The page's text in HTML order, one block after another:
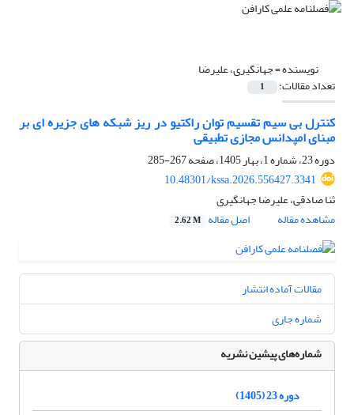
نویسنده =جهانگیری، علیرضا
تعداد مقالات: 1
کنترل بی سیم تقسیم توان راکتیو در ریز شبکه های جزیره ای بر
مبنای امپدانس مجازی تطبیقی
دوره 23، شماره 1، بهار 1405، صفحه
267-285
10.48301/kssa.2026.556427.3341
ثنا صادقی، علیرضا جهانگیری
مشاهده مقاله
اصل مقاله 2.62 M
مقالات آماده انتشار
شماره جاری
شماره‌های پیشین نشریه
دوره 23 (1405)